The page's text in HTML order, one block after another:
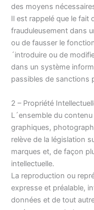
des moyens
Il est rappelé que le fait
frauduleusement dans
ou de fausser le
´introduire ou de
dans un système
passibles de sanctions
2 – Propriété
L´ensemble du
graphiques,
relève de la législation
marques et, de façon
intellectuelle.
La reproduction ou
expresse et préalable,
données et de tout